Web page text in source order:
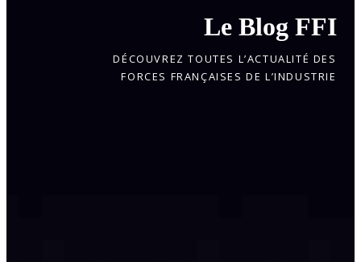
Le Blog FFI
DÉCOUVREZ TOUTES L’ACTUALITÉ DES
FORCES FRANÇAISES DE L’INDUSTRIE